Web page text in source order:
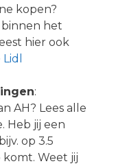
kopen?
het
hier ook
:
AH? Lees alle
Heb jij een
op 3.5
Weet jij